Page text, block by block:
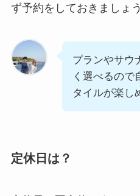
ず予約をしておきましょう
プランやサウ
く選べるので
タイルが楽し
定休日は？